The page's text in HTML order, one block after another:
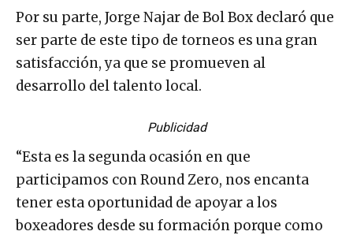
Por su parte, Jorge Najar de Bol Box declaró que
ser parte de este tipo de torneos es una gran
satisfacción, ya que se promueven al
desarrollo del talento local.
Publicidad
“Esta es la segunda ocasión en que
participamos con Round Zero, nos encanta
tener esta oportunidad de apoyar a los
boxeadores desde su formación porque como